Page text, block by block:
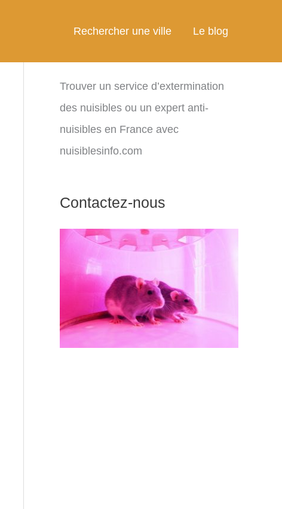
Rechercher une ville Le blog
Trouver un service d’extermination
des nuisibles ou un expert anti-
nuisibles en France avec
nuisiblesinfo.com
Contactez-nous